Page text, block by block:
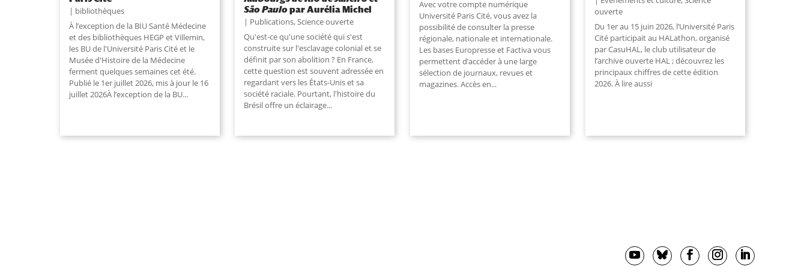
bibliothèques
À l’exception de la BIU Santé Médecine
et des bibliothèques HEGP et Villemin,
les BU de l'Université Paris Cité et le
Musée d'Histoire de la Médecine
ferment quelques semaines cet été.
Publié le 1er juillet 2026, mis à jour le 16
juillet 2026À l’exception de la BU...
São Paulopar Aurélia Michel
Publications,Science ouverte
Qu'est-ce qu'une société qui s'est
construite sur l'esclavage colonial et se
définit par son abolition ? En France,
cette question est souvent adressée en
regardant vers les États-Unis et sa
société raciale. Pourtant, l'histoire du
Brésil offre un éclairage...
Avec votre compte numérique
Université Paris Cité, vous avez la
possibilité de consulter la presse
régionale, nationale et internationale.
Les bases Europresse et Factiva vous
permettent d’accéder à une large
sélection de journaux, revues et
magazines. Accès en...
ouverte
Du 1er au 15 juin 2026, l’Université Paris
Cité participait au HALathon, organisé
par CasuHAL, le club utilisateur de
l’archive ouverte HAL ; découvrez les
principaux chiffres de cette édition
2026. À lire aussi